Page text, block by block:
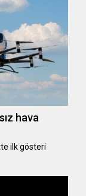
hava
ilk gösteri